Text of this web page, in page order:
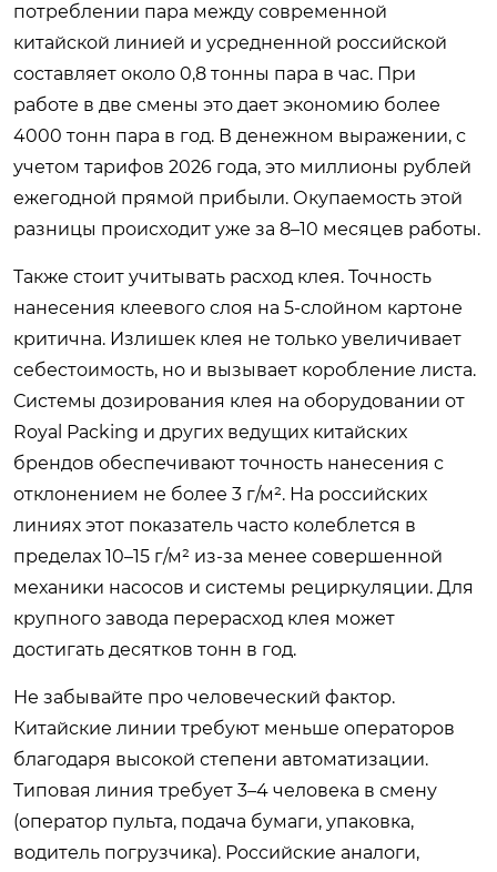
потреблении пара между современной
китайской линией и усредненной российской
составляет около 0,8 тонны пара в час. При
работе в две смены это дает экономию более
4000 тонн пара в год. В денежном выражении, с
учетом тарифов 2026 года, это миллионы рублей
ежегодной прямой прибыли. Окупаемость этой
разницы происходит уже за 8–10 месяцев работы.
Также стоит учитывать расход клея. Точность
нанесения клеевого слоя на 5-слойном картоне
критична. Излишек клея не только увеличивает
себестоимость, но и вызывает коробление листа.
Системы дозирования клея на оборудовании от
Royal Packing и других ведущих китайских
брендов обеспечивают точность нанесения с
отклонением не более 3 г/м². На российских
линиях этот показатель часто колеблется в
пределах 10–15 г/м² из-за менее совершенной
механики насосов и системы рециркуляции. Для
крупного завода перерасход клея может
достигать десятков тонн в год.
Не забывайте про человеческий фактор.
Китайские линии требуют меньше операторов
благодаря высокой степени автоматизации.
Типовая линия требует 3–4 человека в смену
(оператор пульта, подача бумаги, упаковка,
водитель погрузчика). Российские аналоги,